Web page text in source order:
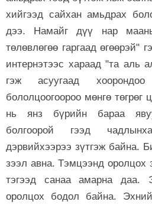
хийгээд сайхан амьдрах
дээ. Намайг дүү нар
төлөвлөгөө гаргаад өгөөрэй"
интернэтээс хараад "та аль
гэж асуугаад
бололцоогоороо мөнгө төгрөг
нь янз бүрийн бараа
болгоорой гээд
дэрвийхээрээ зүтгэж байна.
зээл авна. Тэмцээнд оролцох
тэгээд санаа амарна
оролцох бодол байна.